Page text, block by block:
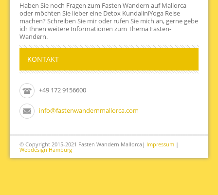
Haben Sie noch Fragen zum Fasten Wandern auf Mallorca
oder möchten Sie lieber eine Detox KundaliniYoga Reise
machen? Schreiben Sie mir oder rufen Sie mich an, gerne gebe
ich Ihnen weitere Informationen zum Thema Fasten-
Wandern.
KONTAKT
+49 172 9156600
info@fastenwandernmallorca.com
© Copyright 2015-2021 Fasten Wandern Mallorca| Impressum |
Webdesign Hamburg